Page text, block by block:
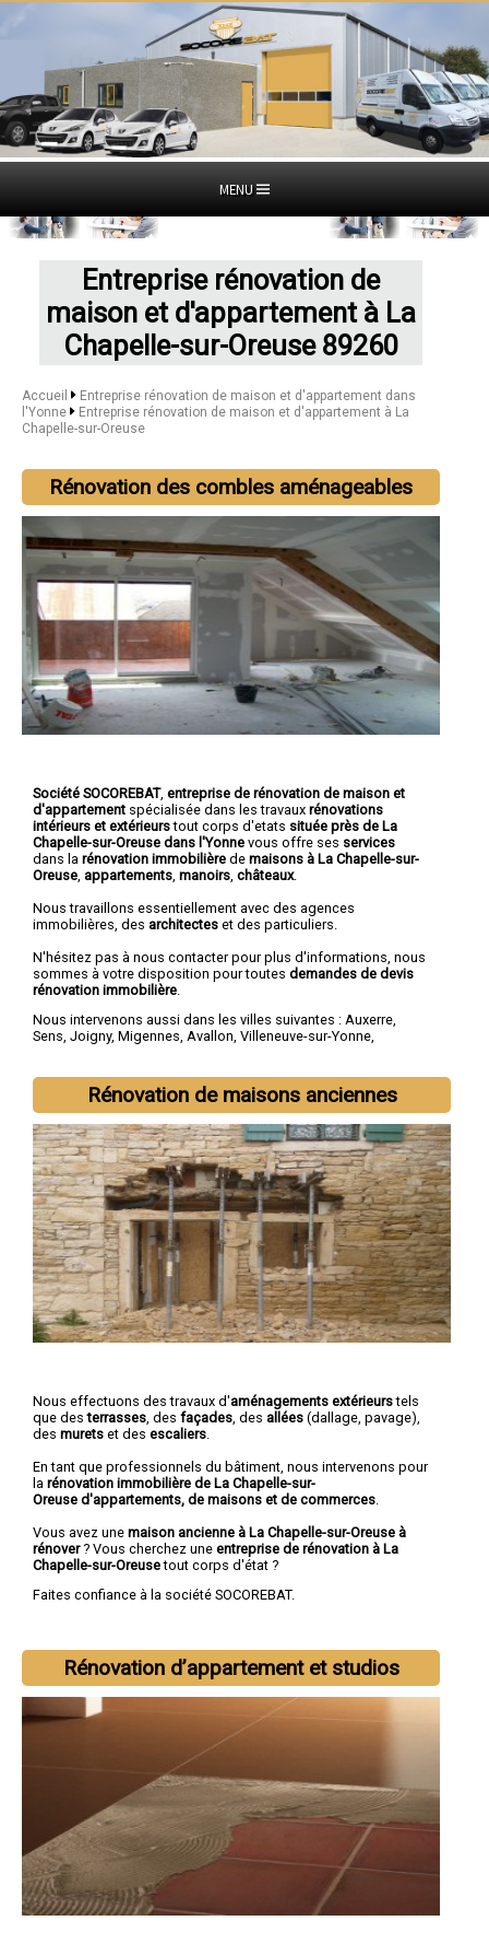
MENU
Entreprise rénovation de
maison et d'appartement à La
Chapelle-sur-Oreuse 89260
Accueil
Entreprise rénovation de maison et d'appartement dans
l'Yonne
Entreprise rénovation de maison et d'appartement à La
Chapelle-sur-Oreuse
Rénovation des combles aménageables
Société SOCOREBAT, entreprise de rénovation de maison et
d'appartement spécialisée dans les travaux rénovations
intérieurs et extérieurstout corps d'etats située près de La
Chapelle-sur-Oreuse dans l'Yonne vous offre ses services
dans la rénovation immobilière de maisons à La Chapelle-sur-
Oreuse appartements manoirs châteaux.
Nous travaillons essentiellement avec des agences
immobilières, des architectes et des particuliers.
N'hésitez pas à nous contacter pour plus d'informations, nous
sommes à votre disposition pour toutes demandes de devis
rénovation immobilière
Nous intervenons aussi dans les villes suivantes : Auxerre,
Sens, Joigny, Migennes, Avallon, Villeneuve-sur-Yonne,
Rénovation de maisons anciennes
Nous effectuons des travaux d'aménagements extérieurstels
que desterrasses , des façades , des allées (dallage, pavage),
des murets et des escaliers
En tant que professionnels du bâtiment, nous intervenons pour
la rénovation immobilière de La Chapelle-sur-
Oreuse d'appartements, de maisons et de commerces
Vous avez une maison ancienne à La Chapelle-sur-Oreuse à
rénover? Vous cherchez une entreprise de rénovation à La
Chapelle-sur-Oreusetout corps d'état ?
Faites confiance à la société SOCOREBAT.
Rénovation d’appartement et studios